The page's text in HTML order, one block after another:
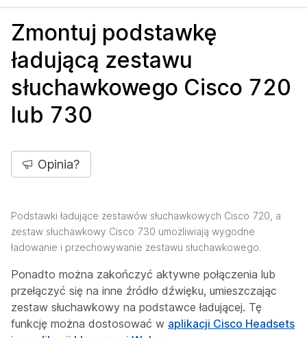
Zmontuj podstawkę
ładującą zestawu
słuchawkowego Cisco 720
lub 730
Opinia?
Podstawki ładujące zestawów słuchawkowych Cisco 720, a
zestaw słuchawkowy Cisco 730 umożliwiają wygodne
ładowanie i przechowywanie zestawu słuchawkowego.
Ponadto można zakończyć aktywne połączenia lub
przełączyć się na inne źródło dźwięku, umieszczając
zestaw słuchawkowy na podstawce ładującej. Tę
funkcję można dostosować w aplikacji Cisco Headsets